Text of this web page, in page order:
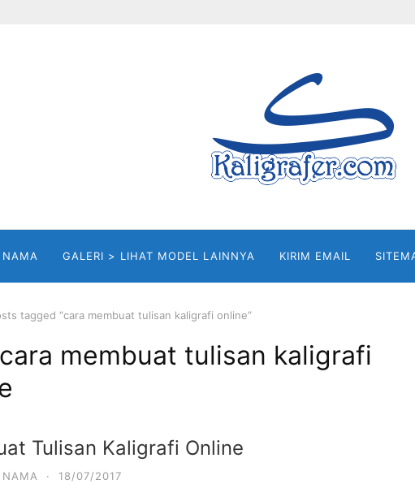
NAMA GALERI > LIHAT MODEL LAINNYA KIRIM EMAIL
tagged “cara membuat tulisan kaligrafi online”
cara membuat tulisan kaligrafi
Tulisan Kaligrafi Online
NAMA · 18/07/2017